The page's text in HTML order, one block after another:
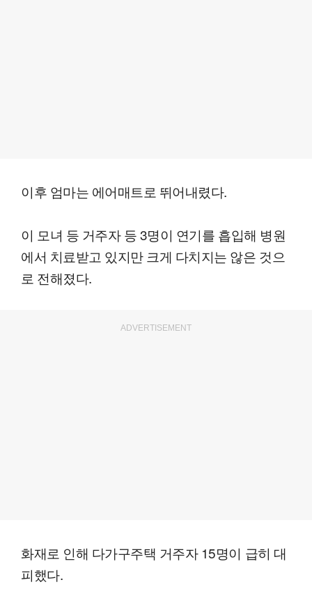
이후 엄마는 에어매트로 뛰어내렸다.
이 모녀 등 거주자 등 3명이 연기를 흡입해 병원
에서 치료받고 있지만 크게 다치지는 않은 것으
로 전해졌다.
ADVERTISEMENT
화재로 인해 다가구주택 거주자 15명이 급히 대
피했다.